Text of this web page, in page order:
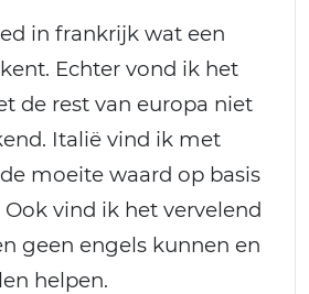
in frankrijk wat een
Echter vond ik het
de rest van europa niet
Italië vind ik met
moeite waard op basis
vind ik het vervelend
geen engels kunnen en
helpen.